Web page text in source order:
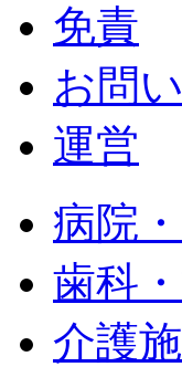
免責
お問
運営
病院
歯科
介護